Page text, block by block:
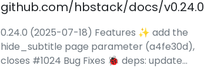
github.com/hbstack/docs/v0.24.0
0.24.0 (2025-07-18) Features ✨ add the
hide_subtitle page parameter (a4fe30d),
closes #1024 Bug Fixes 🐞 deps: update